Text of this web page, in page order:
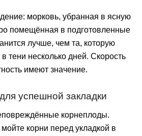
морковь, убранная в ясную
помещённая в подготовленные
лучше, чем та, которую
тени несколько дней. Скорость
имеют значение.
успешной закладки
корнеплоды.
корни перед укладкой в